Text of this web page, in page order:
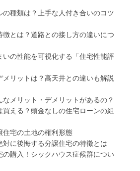
種類は？上手な人付き合いのコツ
とは？道路との接し方の違いにつ
いの性能を可視化する「住宅性能評
リットは？高天井との違いも解説
メリット・デメリットがあるの？
える？頭金なしの住宅ローンの組
住宅の土地の権利形態
対に後悔する分譲住宅の特徴とは
の購入！シックハウス症候群につい